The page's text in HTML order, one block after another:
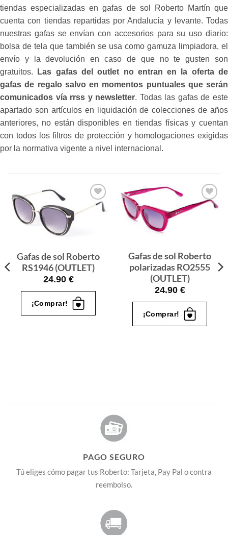
tiendas especializadas en gafas de sol Roberto Martín que
cuenta con tiendas repartidas por Andalucía y levante. Todas
nuestras gafas se envían con accesorios para su uso diario:
bolsa de tela que también se usa como gamuza limpiadora, el
envío y la devolución en caso de que no te gusten son
gratuitos.
Las gafas del outlet no entran en la oferta de
gafas de regalo salvo en momentos puntuales que serán
comunicados vía rrss y newsletter. Todas las gafas de este
apartado son artículos en liquidación de colecciones de años
anteriores, no están disponibles en tiendas físicas y cuentan
con todos los filtros de protección y homologaciones exigidas
por la normativa vigente a nivel internacional.
Gafas
de sol
Gafas de sol Roberto
RS1946 (OUTLET)
24.90 €
¡Comprar!
Gafas
Gafas de sol Roberto
polarizadas RO2555
(OUTLET)
24.90 €
¡Comprar!
PAGO SEGURO
Tú eliges cómo pagar tus Roberto: Tarjeta, Pay Pal o contra
reembolso.